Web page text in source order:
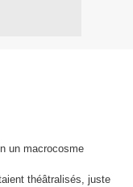
un macrocosme
théâtralisés, juste